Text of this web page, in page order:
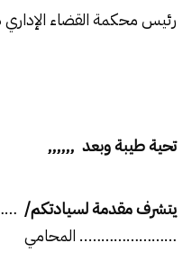
رئيس محكمةالقضاء الإداري
تحية طيبة وبعد ,,,,,,
يتشرف مقدمة لسيادتكم/
………………….. المحامي